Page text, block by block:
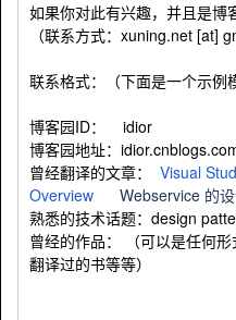
如果你对此有兴趣，并且是博
（联系方式：xuning.net [at]
联系格式：（下面是一个示例
博客园ID： idior
博客园地址：
曾经翻译的文章：
Visual
Overview
Webservice 的
熟悉的技术话题：design
曾经的作品： （可以是任何
翻译过的书等等）